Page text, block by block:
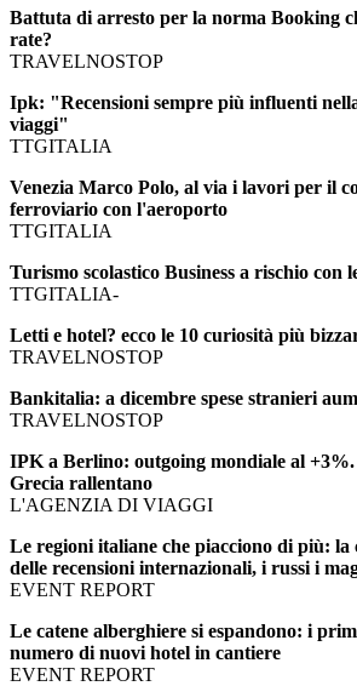
Battuta di arresto per la norma Booking
rate?
TRAVELNOSTOP
Ipk: "Recensioni sempre più influenti
viaggi"
TTGITALIA
Venezia Marco Polo, al via i lavori per il
ferroviario con l'aeroporto
TTGITALIA
Turismo scolastico Business a rischio con
TTGITALIA-
Letti e hotel? ecco le 10 curiosità più
TRAVELNOSTOP
Bankitalia: a dicembre spese stranieri
TRAVELNOSTOP
IPK a Berlino: outgoing mondiale al
Grecia rallentano
L'AGENZIA DI VIAGGI
Le regioni italiane che piacciono di più:
delle recensioni internazionali, i russi i
EVENT REPORT
Le catene alberghiere si espandono: i
numero di nuovi hotel in cantiere
EVENT REPORT